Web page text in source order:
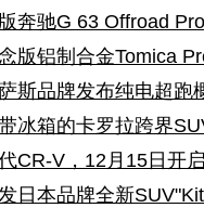
奔驰G 63 Offroad
版铝制合金Tomica
斯品牌发布纯电超跑
冰箱的卡罗拉跨界
CR-V，12月15日开
日本品牌全新